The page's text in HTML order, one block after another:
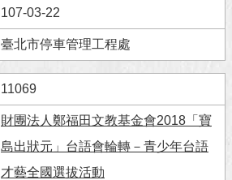
107-03-22
臺北市停車管理工程處
11069
財團法人鄭福田文教基金會2018「寶
島出狀元」台語會輪轉－青少年台語
才藝全國選拔活動